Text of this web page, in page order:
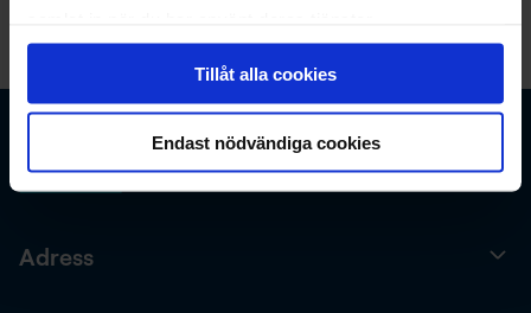
Tillåt alla cookies
Endast nödvändiga cookies
Adress